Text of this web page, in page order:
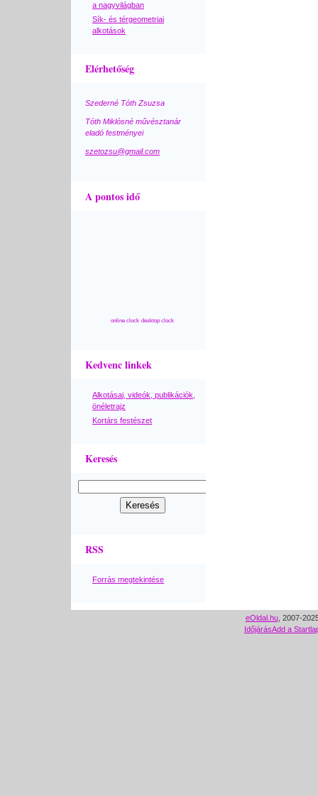
a nagyvilágban
Sík- és térgeometriai
alkotások
Elérhetőség
Szederné Tóth Zsuzsa
Tóth Miklósné művésztanár
eladó festményei
szetozsu@gmail.com
A pontos idő
online clock desktop clock
Kedvenc linkek
Alkotásai, videók, publikációk,
önéletrajz
Kortárs festészet
Keresés
RSS
Forrás megtekintése
eOldal.hu, 2007-
IdőjárásAdd a